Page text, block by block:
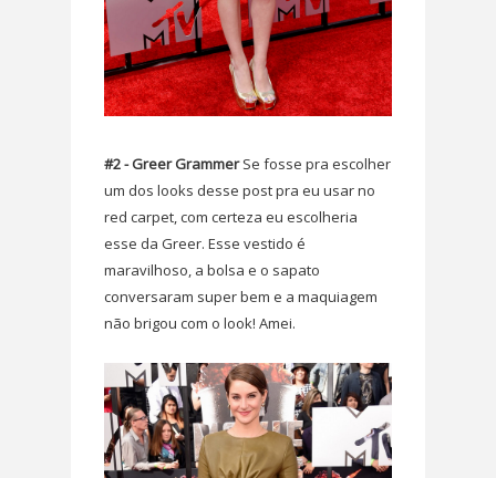
#2 - Greer GrammerSe fosse pra escolher
um dos looks desse post pra eu usar no
red carpet, com certeza eu escolheria
esse da Greer. Esse vestido é
maravilhoso, a bolsa e o sapato
conversaram super bem e a maquiagem
não brigou com o look! Amei.